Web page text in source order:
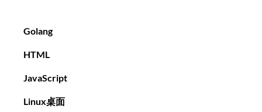
Golang
HTML
JavaScript
Linux桌面